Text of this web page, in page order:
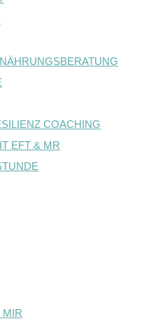
COACHING
EFT & MR
MIR